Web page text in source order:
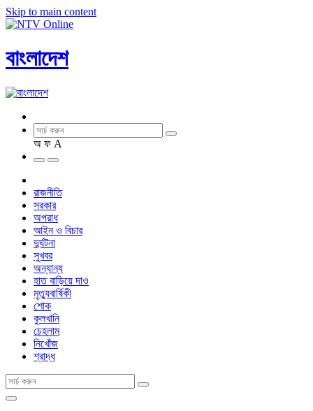
Skip to main content
বাংলাদেশ
অ ফ A
রাজনীতি
সরকার
অপরাধ
আইন ও বিচার
দুর্ঘটনা
সুখবর
অন্যান্য
হাত বাড়িয়ে দাও
মৃত্যুবার্ষিকী
শোক
কুলখানি
চেহলাম
নিখোঁজ
শ্রাদ্ধ